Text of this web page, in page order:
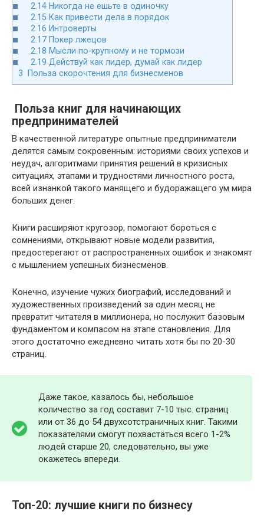
2.14 Никогда не ешьте в одиночку
2.15 Как привести дела в порядок
2.16 Интроверты
2.17 Покер лжецов
2.18 Мысли по-крупному и не тормози
2.19 Действуй как лидер, думай как лидер
3 Польза скорочтения для бизнесменов
Польза книг для начинающих
предпринимателей
В качественной литературе опытные предприниматели
делятся самым сокровенным: историями своих успехов и
неудач, алгоритмами принятия решений в кризисных
ситуациях, этапами и трудностями личностного роста,
всей изнанкой такого манящего и будоражащего ум мира
больших денег.
Книги расширяют кругозор, помогают бороться с
сомнениями, открывают новые модели развития,
предостерегают от распространенных ошибок и знакомят
с мышлением успешных бизнесменов.
Конечно, изучение чужих биографий, исследований и
художественных произведений за один месяц не
превратит читателя в миллионера, но послужит базовым
фундаментом и компасом на этапе становления. Для
этого достаточно ежедневно читать хотя бы по 20-30
страниц.
Даже такое, казалось бы, небольшое
количество за год составит 7-10 тыс. страниц
или от 36 до 54 двухсотстраничных книг. Такими
показателями смогут похвастаться всего 1-2%
людей старше 20, следовательно, вы уже
окажетесь впереди.
Топ-20: лучшие книги по бизнесу